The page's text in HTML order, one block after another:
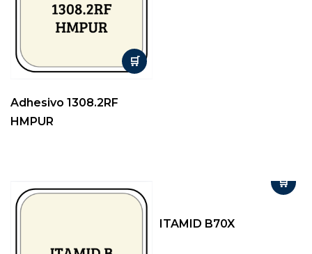
Adhesivo 1308.2RF
HMPUR
ITAMID B70X